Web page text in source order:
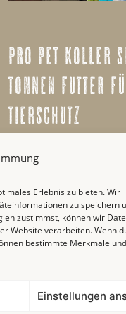
Erlebnis zu bieten. Wir
zu speichern
zustimmst, können wir
Website verarbeiten. Wenn
bestimmte Merkmale und
Einstellungen
pro pet koller
tonnen futter
tierschutz
Im Rahmen einer
Ende des letzten
Kilogramm
Katzen an
Tierschützer aus